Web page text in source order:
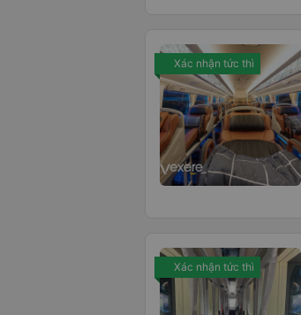
Xác nhận tức thì
Xác nhận tức thì